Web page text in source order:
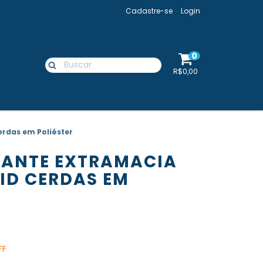
Cadastre-se Login
0
R$0,00
em Poliéster
EXTRAMACIA
CERDAS EM